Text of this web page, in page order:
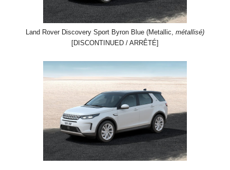
Land Rover Discovery Sport Byron Blue (Metallic, métallisé)
[DISCONTINUED / ARRÊTÉ]